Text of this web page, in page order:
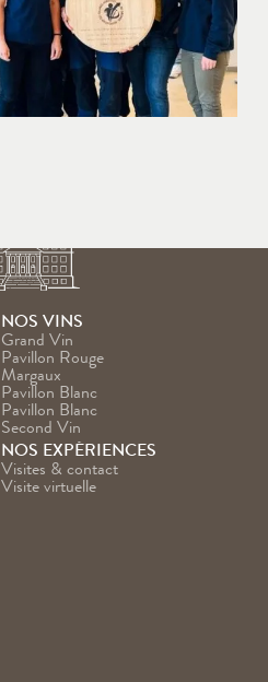
NOS VINS
Grand Vin
Pavillon Rouge
Margaux
Pavillon Blanc
Pavillon Blanc
Second Vin
NOS EXPÉRIENCES
Visites & contact
Visite virtuelle